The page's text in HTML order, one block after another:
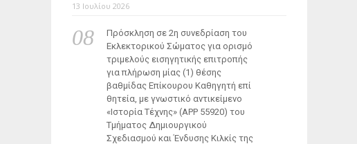
13 Ιουλίου 2026
Πρόσκληση σε 2η συνεδρίαση του
Εκλεκτορικού Σώματος για ορισμό
τριμελούς εισηγητικής επιτροπής
για πλήρωση μίας (1) θέσης
βαθμίδας Επίκουρου Καθηγητή επί
θητεία, με γνωστικό αντικείμενο
«Ιστορία Τέχνης» (ΑΡΡ 55920) του
Τμήματος Δημιουργικού
Σχεδιασμού και Ένδυσης Κιλκίς της